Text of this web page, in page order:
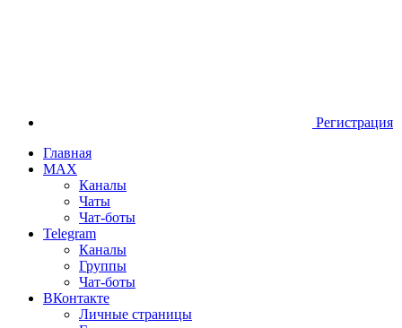
Регистрация
Главная
MAX
Каналы
Чаты
Чат-боты
Telegram
Каналы
Группы
Чат-боты
ВКонтакте
Личные страницы